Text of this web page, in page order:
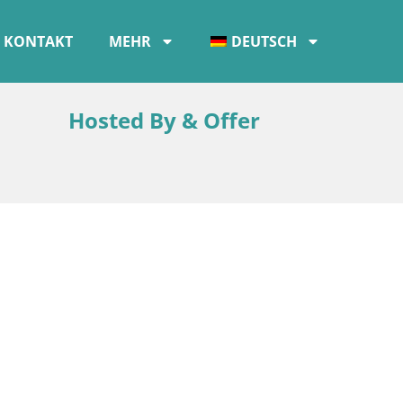
KONTAKT MEHR DEUTSCH
Hosted By & Offer